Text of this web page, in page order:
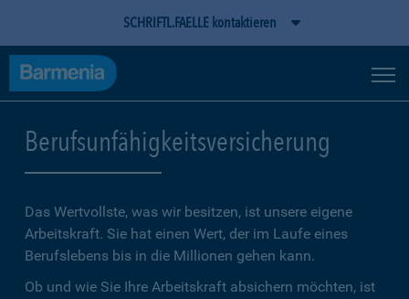
SCHRIFTL.FAELLE kontaktieren
Berufsunfähigkeitsversicherung
Das Wertvollste, was wir besitzen, ist unsere eigene
Arbeitskraft. Sie hat einen Wert, der im Laufe eines
Berufslebens bis in die Millionen gehen kann.
Ob und wie Sie Ihre Arbeitskraft absichern möchten, ist